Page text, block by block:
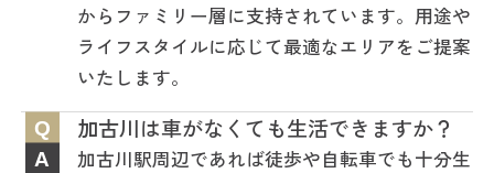
からファミリー層に支持されています。用途や
ライフスタイルに応じて最適なエリアをご提案
いたします。
Q 加古川は車がなくても生活できますか？
A
加古川駅周辺であれば徒歩や自転車でも十分生